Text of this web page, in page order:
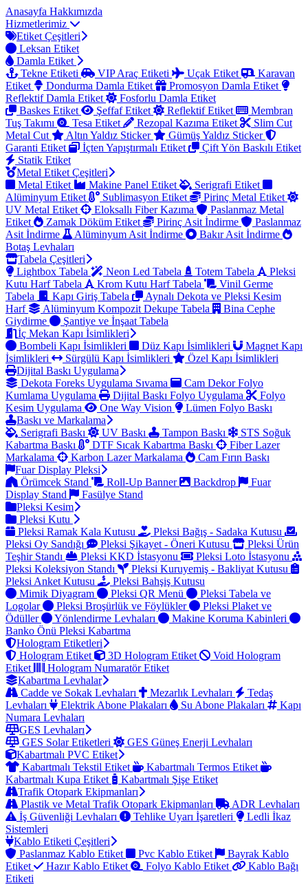
Anasayfa Hakkımızda
Hizmetlerimiz
Etiket Çeşitleri
Leksan Etiket
Damla Etiket
Tekne Etiketi
VIP Araç Etiketi Uçak Etiket
Karavan
Etiket
Dondurma Damla Etiket
Promosyon Damla Etiket
Reflektif Damla Etiket
Fosforlu Damla Etiket
Baskes Etiket
Şeffaf Etiket Reflektif Etiket
Membran
Tuş Takımı
Tesa Etiket Rezopal Kazıma Etiket
Slim Cut
Metal Cut
Altın Yaldız Sticker
Gümüş Yaldız Sticker
Garanti Etiket
İçten Yapıştırmalı Etiket
Çift Yön Baskılı Etiket
Statik Etiket
Metal Etiket Çeşitleri
Metal Etiket
Makine Panel Etiket
Serigrafi Etiket
Alüminyum Etiket
Sublimasyon Etiket
Pirinç Metal Etiket
UV Metal Etiket
Eloksallı Fiber Kazıma
Paslanmaz Metal
Etiket
Zamak Döküm Etiket Pirinç Asit İndirme
Paslanmaz
Asit İndirme
Alüminyum Asit İndirme
Bakır Asit İndirme
Botaş Levhaları
Tabela Çeşitleri
Lightbox Tabela
Neon Led Tabela Totem Tabela
Pleksi
Kutu Harf Tabela
Krom Kutu Harf Tabela
Vinil Germe
Tabela
Kapı Giriş Tabela
Aynalı Dekota ve Pleksi Kesim
Harf
Alüminyum Kompozit Dekupe Tabela
Bina Cephe
Giydirme
Şantiye ve İnşaat Tabela
İç Mekan Kapı İsimlikleri
Bombeli Kapı İsimlikleri
Düz Kapı İsimlikleri
Magnet Kapı
İsimlikleri
Sürgülü Kapı İsimlikleri
Özel Kapı İsimlikleri
Dijital Baskı Uygulama
Dekota Foreks Uygulama Sıvama
Cam Dekor Folyo
Kumlama Uygulama
Dijital Baskı Folyo Uygulama
Folyo
Kesim Uygulama
One Way Vision
Lümen Folyo Baskı
Baskı ve Markalama
Serigrafi Baskı
UV Baskı Tampon Baskı
STS Soğuk
Kabartma Baskı
DTF Sıcak Kabartma Baskı
Fiber Lazer
Markalama
Karbon Lazer Markalama
Cam Fırın Baskı
Fuar Display Pleksi
Örümcek Stand
Roll-Up Banner Backdrop
Fuar
Display Stand
Fasülye Stand
Pleksi Kesim
Pleksi Kutu
Pleksi Ramak Kala Kutusu
Pleksi Bağış - Sadaka Kutusu
Pleksi Oy Sandığı
Pleksi Şikayet - Öneri Kutusu
Pleksi Ürün
Teşhir Standı
Pleksi KKD İstasyonu
Pleksi Loto İstasyonu
Pleksi Koleksiyon Standı
Pleksi Kuruyemiş - Bakliyat Kutusu
Pleksi Anket Kutusu
Pleksi Bahşiş Kutusu
Mimik Diyagram
Pleksi QR Menü
Pleksi Tabela ve
Logolar
Pleksi Broşürlük ve Föylükler
Pleksi Plaket ve
Ödüller
Yönlendirme Levhaları
Makine Koruma Kabinleri
Banko Önü Pleksi Kabartma
Hologram Etiketleri
Hologram Etiket
3D Hologram Etiket
Void Hologram
Etiket
Hologram Numaratör Etiket
Kabartma Levhalar
Cadde ve Sokak Levhaları
Mezarlık Levhaları
Tedaş
Levhaları
Elektrik Abone Plakaları Su Abone Plakaları
Kapı
Numara Levhaları
GES Levhaları
GES Solar Etiketleri
GES Güneş Enerji Levhaları
Kabartmalı PVC Etiket
Kabartmalı Tekstil Etiket
Kabartmalı Termos Etiket
Kabartmalı Kupa Etiket
Kabartmalı Şişe Etiket
Trafik Otopark Ekipmanları
Plastik ve Metal Trafik Otopark Ekipmanları
ADR Levhaları
İş Güvenliği Levhaları
Tehlike Uyarı İşaretleri
Ledli İkaz
Sistemleri
Kablo Etiketi Çeşitleri
Paslanmaz Kablo Etiket
Pvc Kablo Etiket
Bayrak Kablo
Etiket
Hazır Kablo Etiket Folyo Kablo Etiket
Kablo Bağı
Etiketi